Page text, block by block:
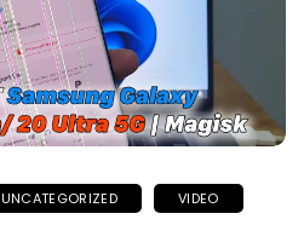
UNCATEGORIZED VIDEO